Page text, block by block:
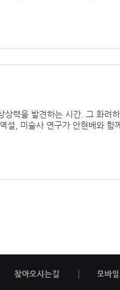
력을 발견하는 시간. 그 화려
설, 미술사 연구가 안현배와 함